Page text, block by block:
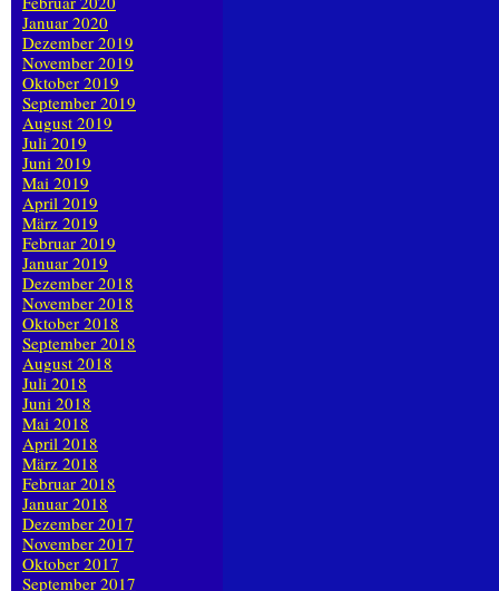
Januar 2020
Dezember 2019
November 2019
Oktober 2019
September 2019
August 2019
Juli 2019
Juni 2019
Mai 2019
April 2019
März 2019
Februar 2019
Januar 2019
Dezember 2018
November 2018
Oktober 2018
September 2018
August 2018
Juli 2018
Juni 2018
Mai 2018
April 2018
März 2018
Februar 2018
Januar 2018
Dezember 2017
November 2017
Oktober 2017
September 2017